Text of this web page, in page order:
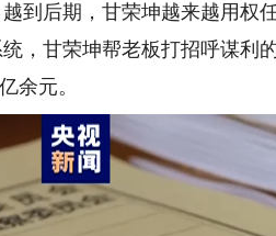
后期，甘荣坤越来越用权任
，甘荣坤帮老板打招呼谋利
余元。